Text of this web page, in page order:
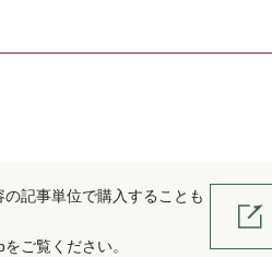
記事単位で購入することも
ご覧ください。